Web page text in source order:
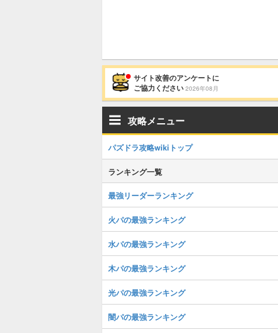
サイト改善のアンケートに
ご協力ください 2026年08月
攻略メニュー
パズドラ攻略wikiトップ
ランキング一覧
最強リーダーランキング
火パの最強ランキング
水パの最強ランキング
木パの最強ランキング
光パの最強ランキング
闇パの最強ランキング